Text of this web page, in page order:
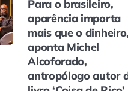
Para o brasileiro,
aparência importa
mais que o dinheiro,
aponta Michel
Alcoforado,
antropólogo autor